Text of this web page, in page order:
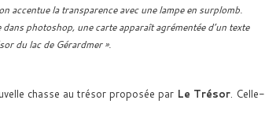
accentue la transparence avec une lampe en surplomb.
photoshop, une carte apparaît agrémentée d’un texte
du lac de Gérardmer ».
chasse au trésor proposée par Le Trésor. Celle-